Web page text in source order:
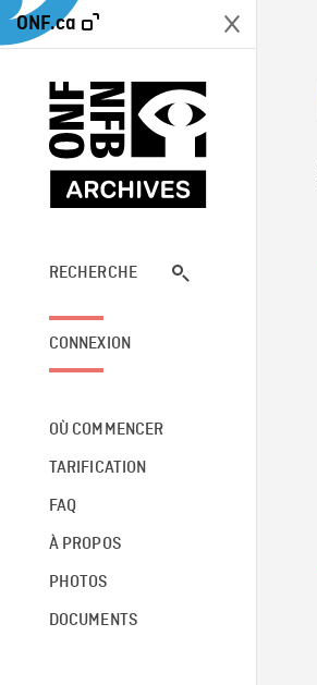
ONF.ca
RECHERCHE
CONNEXION
OÙ COMMENCER
TARIFICATION
FAQ
À PROPOS
PHOTOS
DOCUMENTS